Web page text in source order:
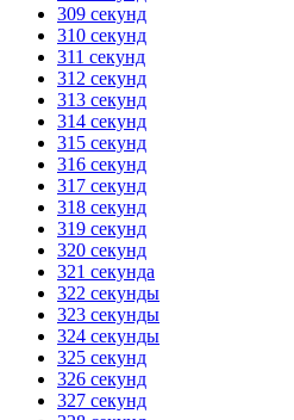
309 секунд
310 секунд
311 секунд
312 секунд
313 секунд
314 секунд
315 секунд
316 секунд
317 секунд
318 секунд
319 секунд
320 секунд
321 секунда
322 секунды
323 секунды
324 секунды
325 секунд
326 секунд
327 секунд